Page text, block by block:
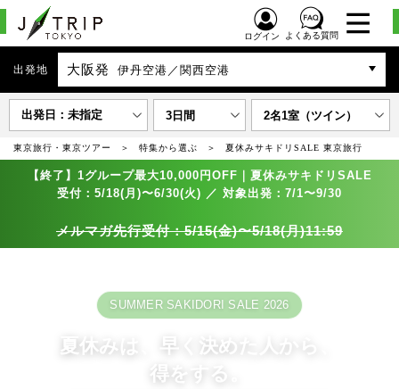
ログイン よくある質問
出発地 大阪発 伊丹空港／関西空港
出発日：未指定 3日間 2名1室（ツイン）
東京旅行・東京ツアー 特集から選ぶ 夏休みサキドリSALE 東京旅行
【終了】1グループ最大10,000円OFF｜夏休みサキドリSALE
受付：5/18(月)〜6/30(火) ／ 対象出発：7/1〜9/30
メルマガ先行受付：5/15(金)〜5/18(月)11:59
SUMMER SAKIDORI SALE 2026
夏休みは、早く決めた人から、
得をする。